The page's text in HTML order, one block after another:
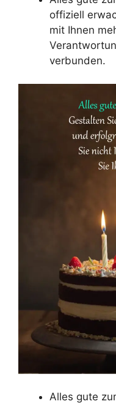
offiziell
mit Ihnen
verbunden.
Alles gute